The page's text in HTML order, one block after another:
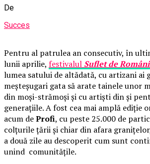
De
Succes
Pentru al patrulea an consecutiv, în
lunii aprilie, festivalul Suflet de
lumea satului de altădată, cu artizani ai
meșteșugari gata să arate tainele unor
din moși-strămoși și cu artiști din și
generațiile. A fost cea mai amplă ediție
acum deProfi, cu peste 25.000 de
colțurile țării și chiar din afara
a două zile au descoperit cum sunt
unind comunitățile.